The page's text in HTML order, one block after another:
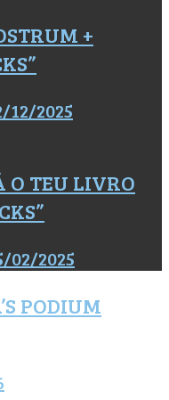
+
12/2025
O TEU LIVRO
02/2025
PODIUM